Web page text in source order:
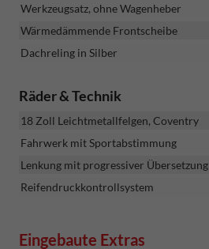
Werkzeugsatz, ohne Wagenheber
Wärmedämmende Frontscheibe
Dachreling in Silber
Räder & Technik
18 Zoll Leichtmetallfelgen, Coventry
Fahrwerk mit Sportabstimmung
Lenkung mit progressiver Übersetzung
Reifendruckkontrollsystem
Eingebaute Extras